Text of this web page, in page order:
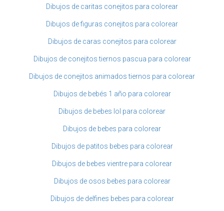
Dibujos de caritas conejitos para colorear
Dibujos de figuras conejitos para colorear
Dibujos de caras conejitos para colorear
Dibujos de conejitos tiernos pascua para colorear
Dibujos de conejitos animados tiernos para colorear
Dibujos de bebés 1 año para colorear
Dibujos de bebes lol para colorear
Dibujos de bebes para colorear
Dibujos de patitos bebes para colorear
Dibujos de bebes vientre para colorear
Dibujos de osos bebes para colorear
Dibujos de delfines bebes para colorear